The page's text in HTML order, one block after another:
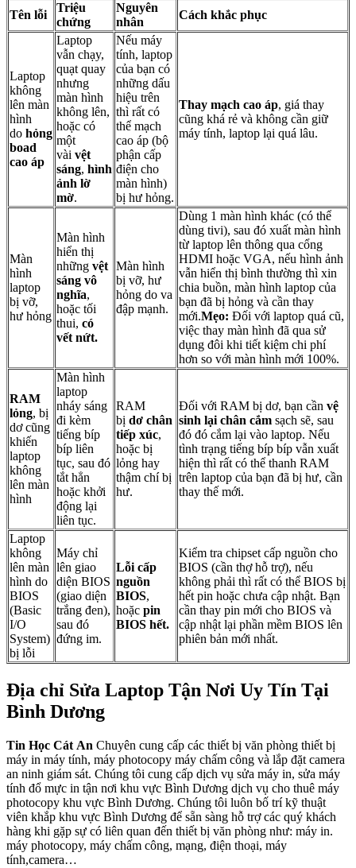
Tên lỗi
Triệu
chứng
Nguyên
nhân
Cách khắc phục
Laptop
không
lên màn
hình
do hỏng
boad
cao áp
Laptop
vẫn chạy,
quạt quay
nhưng
màn hình
không lên,
hoặc có
một
vài vệt
sáng, hình
ảnh lờ
mờ.
Nếu máy
tính, laptop
của bạn có
những dấu
hiệu trên
thì rất có
thể mạch
cao áp (bộ
phận cấp
điện cho
màn hình)
bị hư hỏng.
Thay mạch cao áp, giá thay
cũng khá rẻ và không cần giữ
máy tính, laptop lại quá lâu.
Màn
hình
laptop
bị vỡ,
hư hỏng
Màn hình
hiển thị
những vệt
sáng vô
nghĩa,
hoặc tối
thui, có
vết nứt.
Màn hình
bị vỡ, hư
hỏng do va
đập mạnh.
Dùng 1 màn hình khác (có thể
dùng tivi), sau đó xuất màn hình
từ laptop lên thông qua cổng
HDMI hoặc VGA, nếu hình ảnh
vẫn hiển thị bình thường thì xin
chia buồn, màn hình laptop của
bạn đã bị hỏng và cần thay
mới.Mẹo: Đối với laptop quá cũ,
việc thay màn hình đã qua sử
dụng đôi khi tiết kiệm chi phí
hơn so với màn hình mới 100%.
RAM
lỏng, bị
dơ cũng
khiến
laptop
không
lên màn
hình
Màn hình
laptop
nháy sáng
đi kèm
tiếng bíp
bíp liên
tục, sau đó
tắt hẳn
hoặc khởi
động lại
liên tục.
RAM
bị dơ chân
tiếp xúc,
hoặc bị
lỏng hay
thậm chí bị
hư.
Đối với RAM bị dơ, bạn cần vệ
sinh lại chân cắm sạch sẽ, sau
đó đó cắm lại vào laptop. Nếu
tình trạng tiếng bíp bíp vẫn xuất
hiện thì rất có thể thanh RAM
trên laptop của bạn đã bị hư, cần
thay thế mới.
Laptop
không
lên màn
hình do
BIOS
(Basic
I/O
System)
bị lỗi
Máy chỉ
lên giao
diện BIOS
(giao diện
trắng đen),
sau đó
đứng im.
Lỗi cấp
nguồn
BIOS,
hoặc pin
BIOS hết.
Kiểm tra chipset cấp nguồn cho
BIOS (cần thợ hỗ trợ), nếu
không phải thì rất có thể BIOS bị
hết pin hoặc chưa cập nhật. Bạn
cần thay pin mới cho BIOS và
cập nhật lại phần mềm BIOS lên
phiên bản mới nhất.
Địa chỉ Sửa Laptop Tận Nơi Uy Tín Tại
Bình Dương
Tin Học Cát An Chuyên cung cấp các thiết bị văn phòng thiết bị
máy in máy tính, máy photocopy máy chấm công và lắp đặt camera
an ninh giám sát. Chúng tôi cung cấp dịch vụ sửa máy in, sửa máy
tính đổ mực in tận nơi khu vực Bình Dương dịch vụ cho thuê máy
photocopy khu vực Bình Dương. Chúng tôi luôn bố trí kỹ thuật
viên khắp khu vực Bình Dương để sẵn sàng hỗ trợ các quý khách
hàng khi gặp sự có liên quan đến thiết bị văn phòng như: máy in.
máy photocopy, máy chấm công, mạng, điện thoại, máy
tính,camera…